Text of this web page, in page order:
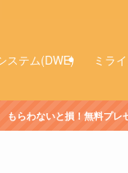
ステム(DWE) ミラ
もらわないと損！無料プレ